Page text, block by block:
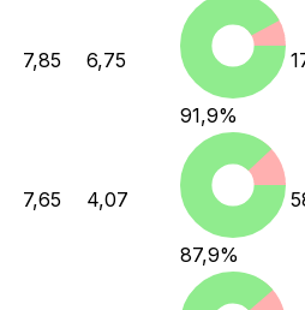
7,85 6,75
91,9%
7,65 4,07
87,9%